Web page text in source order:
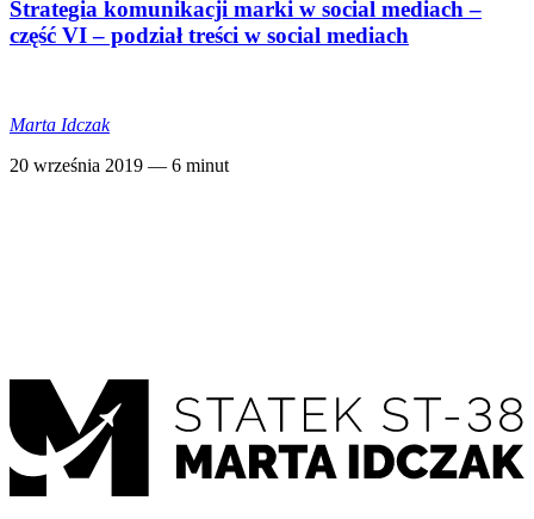
Strategia komunikacji marki w social mediach –
część VI – podział treści w social mediach
Marta Idczak
20 września 2019 — 6 minut